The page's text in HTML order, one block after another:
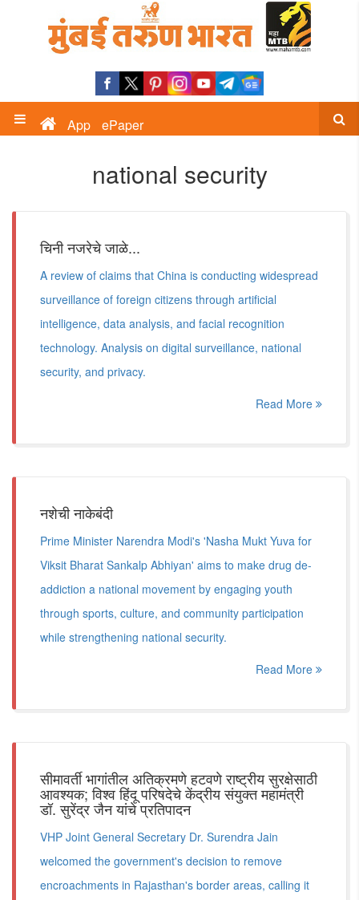
App ePaper
national security
चिनी नजरेचे जाळे...
A review of claims that China is conducting widespread
surveillance of foreign citizens through artificial
intelligence, data analysis, and facial recognition
technology. Analysis on digital surveillance, national
security, and privacy.
Read More
नशेची नाकेबंदी
Prime Minister Narendra Modi's 'Nasha Mukt Yuva for
Viksit Bharat Sankalp Abhiyan' aims to make drug de-
addiction a national movement by engaging youth
through sports, culture, and community participation
while strengthening national security.
Read More
सीमावर्ती भागांतील अतिक्रमणे हटवणे राष्ट्रीय सुरक्षेसाठी
आवश्यक; विश्व हिंदू परिषदेचे केंद्रीय संयुक्त महामंत्री
डॉ. सुरेंद्र जैन यांचे प्रतिपादन
VHP Joint General Secretary Dr. Surendra Jain
welcomed the government's decision to remove
encroachments in Rajasthan's border areas, calling it